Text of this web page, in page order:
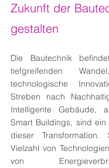
Zukunft der
gestalten
Die Bautechnik
tiefgreifenden
technologische
Streben nach
Intelligente Gebäude,
Smart Buildings, sind ein
dieser
Vielzahl von
von